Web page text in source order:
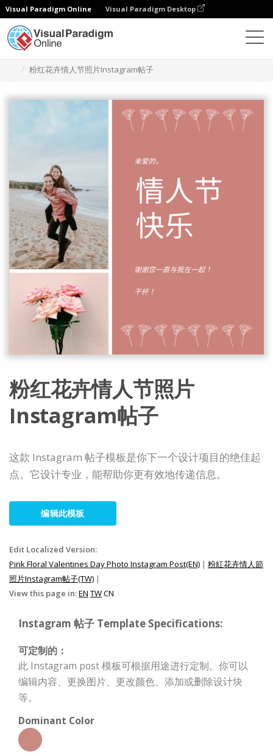
Visual Paradigm Online Visual Paradigm Desktop
粉红花卉情人节照片Instagram帖子
粉红花卉情人节照片
Instagram帖子
这款 Instagram 帖子模板是你下一个设计项目的绝佳起
点。它设计专业，能帮助你更有效地传递信息。
编辑此模板
Edit Localized Version:
Pink Floral Valentines Day Photo Instagram Post(EN) | 粉紅花卉情人節
照片Instagram帖子(TW) |
View this page in:EN TWCN
Instagram 帖子 Template Specifications:
可定制的：
此 Instagram post 模板可根据用途进行定制。你可以
编辑内容、更换图片、更改颜色、添加或删除设计块
等。
Dominant Color